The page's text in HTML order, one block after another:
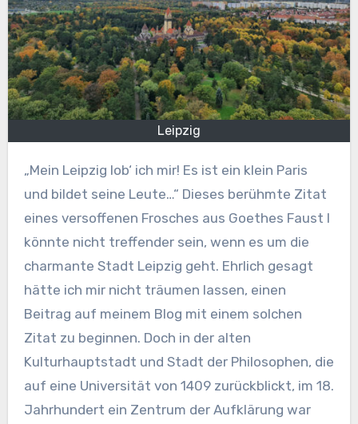
Leipzig
„Mein Leipzig lob‘ ich mir! Es ist ein klein Paris
und bildet seine Leute…“ Dieses berühmte Zitat
eines versoffenen Frosches aus Goethes Faust I
könnte nicht treffender sein, wenn es um die
charmante Stadt Leipzig geht. Ehrlich gesagt
hätte ich mir nicht träumen lassen, einen
Beitrag auf meinem Blog mit einem solchen
Zitat zu beginnen. Doch in der alten
Kulturhauptstadt und Stadt der Philosophen, die
auf eine Universität von 1409 zurückblickt, im 18.
Jahrhundert ein Zentrum der Aufklärung war